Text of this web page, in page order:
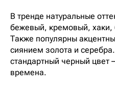
В тренде натуральные
бежевый, кремовый, хаки,
Также популярны
сиянием золота и
стандартный черный цвет
времена.